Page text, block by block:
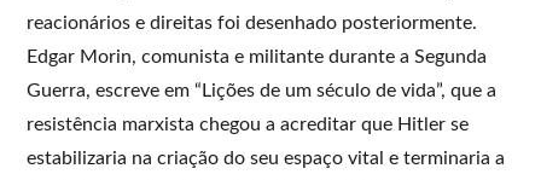
reacionários e direitas foi desenhado posteriormente.
Edgar Morin, comunista e militante durante a Segunda
Guerra, escreve em “Lições de um século de vida”, que a
resistência marxista chegou a acreditar que Hitler se
estabilizaria na criação do seu espaço vital e terminaria a